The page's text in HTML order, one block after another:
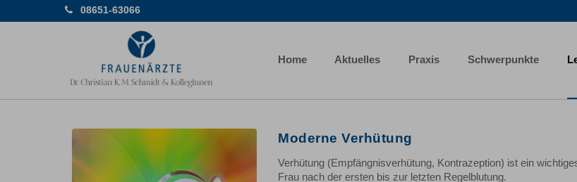
08651-63066
Home Aktuelles Praxis Schwerpunkte
Moderne Verhütung
Verhütung (Empfängnisverhütung, Kontrazeption) ist ein
Frau nach der ersten bis zur letzten Regelblutung.